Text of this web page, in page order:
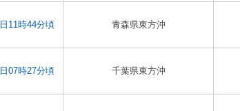
11時44分頃 青森県東方沖
07時27分頃 千葉県東方沖